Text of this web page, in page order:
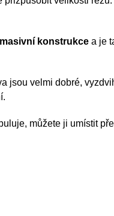
masivní konstrukce a je
jsou velmi dobré,
můžete ji umístit